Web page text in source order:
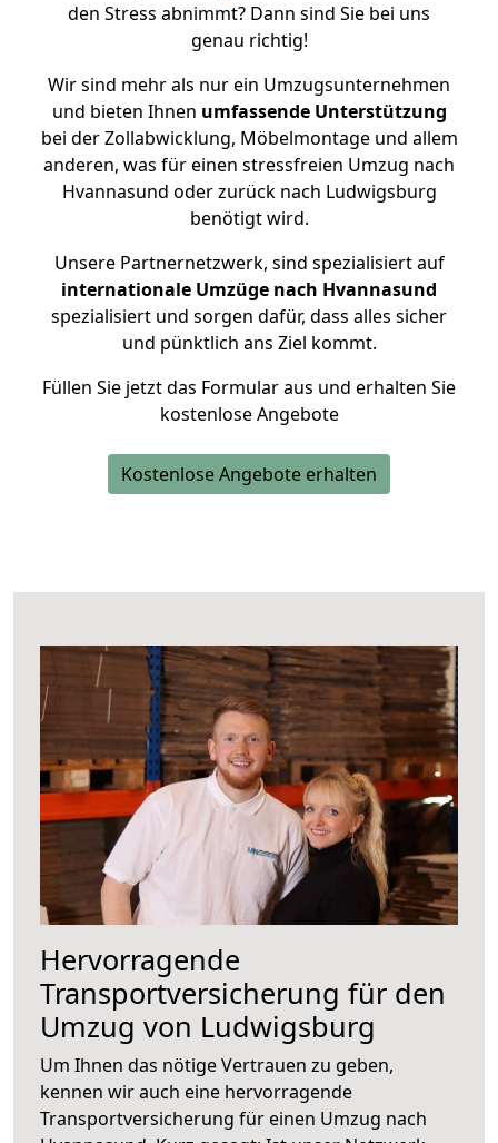
den Stress abnimmt? Dann sind Sie bei uns
genau richtig!
Wir sind mehr als nur ein Umzugsunternehmen
und bieten Ihnen umfassende Unterstützung
bei der Zollabwicklung, Möbelmontage und allem
anderen, was für einen stressfreien Umzug nach
Hvannasund oder zurück nach Ludwigsburg
benötigt wird.
Unsere Partnernetzwerk, sind spezialisiert auf
internationale Umzüge nach Hvannasund
spezialisiert und sorgen dafür, dass alles sicher
und pünktlich ans Ziel kommt.
Füllen Sie jetzt das Formular aus und erhalten Sie
kostenlose Angebote
Kostenlose Angebote erhalten
Hervorragende
Transportversicherung für den
Umzug von Ludwigsburg
Um Ihnen das nötige Vertrauen zu geben,
kennen wir auch eine hervorragende
Transportversicherung für einen Umzug nach